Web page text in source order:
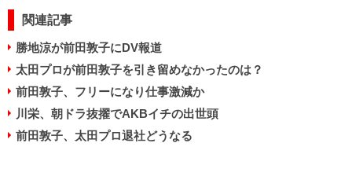
関連記事
勝地涼が前田敦子にDV報道
太田プロが前田敦子を引き留めなかったのは？
前田敦子、フリーになり仕事激減か
川栄、朝ドラ抜擢でAKBイチの出世頭
前田敦子、太田プロ退社どうなる